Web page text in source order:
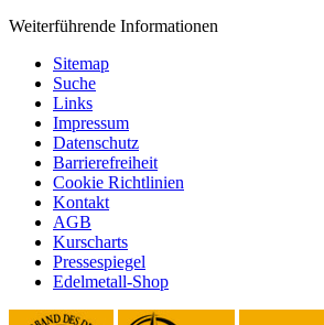
Weiterführende Informationen
Sitemap
Suche
Links
Impressum
Datenschutz
Barrierefreiheit
Cookie Richtlinien
Kontakt
AGB
Kurscharts
Pressespiegel
Edelmetall-Shop